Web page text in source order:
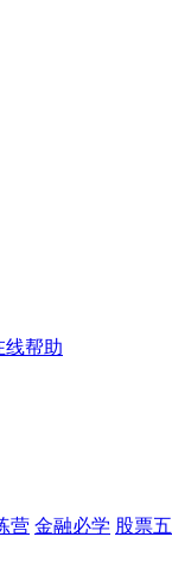
线帮助
营 金融必学 股票